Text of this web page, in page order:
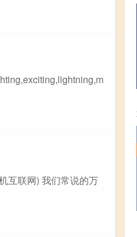
互联网) 我们常说的万